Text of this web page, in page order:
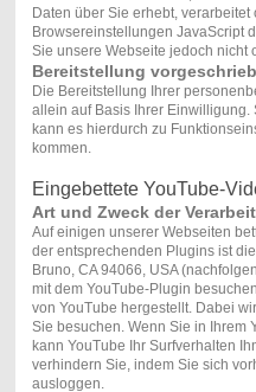
Daten über Sie erhebt,
Browsereinstellungen JavaScript
Sie unsere Webseite jedoch nicht
Bereitstellung
Die Bereitstellung Ihrer
allein auf Basis Ihrer Einwilligung.
kann es hierdurch zu
kommen.
Eingebettete YouTube-
Art und Zweck der
Auf einigen unserer Webseiten
der entsprechenden Plugins ist
Bruno, CA 94066, USA
mit dem YouTube-Plugin
von YouTube hergestellt. Dabei
Sie besuchen. Wenn Sie in Ihrem
kann YouTube Ihr Surfverhalten
verhindern Sie, indem Sie sich
ausloggen.